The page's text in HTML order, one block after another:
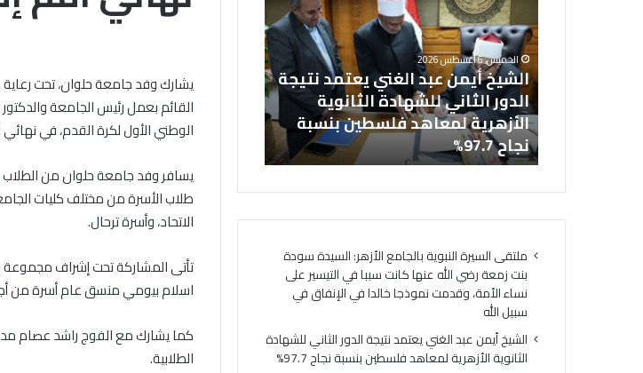
يشارك وفد جامعة حلوان، تحت رعاية
القائم بعمل رئيس الجامعة
الوطني الأول لكرة القدم، في
طلاب الأسرة من مختلف كليات
الاتحاد، وأسرة ترحال.
تأتى المشاركة تحت إشراف مجموعة
اسلام بيومي منسق عام أسرة من
كما يشارك مع الفوج راشد عصام مدير
الطلابية.
الغني
يعتمد
نتيجة
الدور
الثاني
للشهادة
الثانوية
الأزهرية
بنسبة
97.7%
الخميس, 6 أغسطس 2026
الشيخ أيمن عبد الغني يعتمد نتيجة
الدور الثاني للشهادة الثانوية
الأزهرية لمعاهد فلسطين بنسبة
نجاح 97.7%
الملتقى
الفكري
الأوَّل
لمنطقة
وعظ
المنوفيَّة..
(البحوث
الإيمانيَّة
خلال مشاركته في الملتقى الفكري
(البحوث الإسلاميَّة): الهُويَّة
الإيمانيَّة والأخلاقيَّة حجر أساس
لتحقيق السِّلم المجتمعي ومصدر
لتحقيق الرُّقي
ملتقى السيرة النبوية بالجامع الأزهر: السيدة سودة
بنت زمعة رضي الله عنها كانت سببا في التيسير على
نساء الأمة، وقدمت نموذجا خالدا في الإنفاق في
سبيل الله
الشيخ أيمن عبد الغني يعتمد نتيجة الدور الثاني للشهادة
الثانوية الأزهرية لمعاهد فلسطين بنسبة نجاح 97.7%